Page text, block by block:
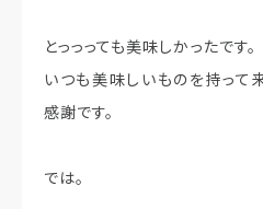
とっっっても美味しかったです。
いつも美味しいものを持って
感謝です。
では。